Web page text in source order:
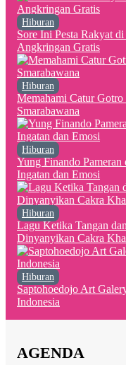
Hiburan
Sore Ini Pesta Rakyat
Angkringan Gratis
Hiburan
Memahami Catur Gotro
Smarabawana
Hiburan
Yung Finando
Ingatan dan Emosi
Hiburan
Lagu Ketika Tangan
Dinyanyikan Cakra
Hiburan
Saptohoedojo Art
Indonesia
AGENDA